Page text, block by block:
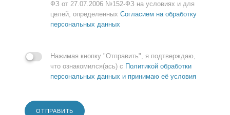
ФЗ от 27.07.2006 №152-ФЗ на условиях и для
целей, определенных Согласием на обработку
персональных данных
Нажимая кнопку "Отправить", я подтверждаю,
что ознакомился(ась) с Политикой обработки
персональных данных и принимаю её условия
ОТПРАВИТЬ